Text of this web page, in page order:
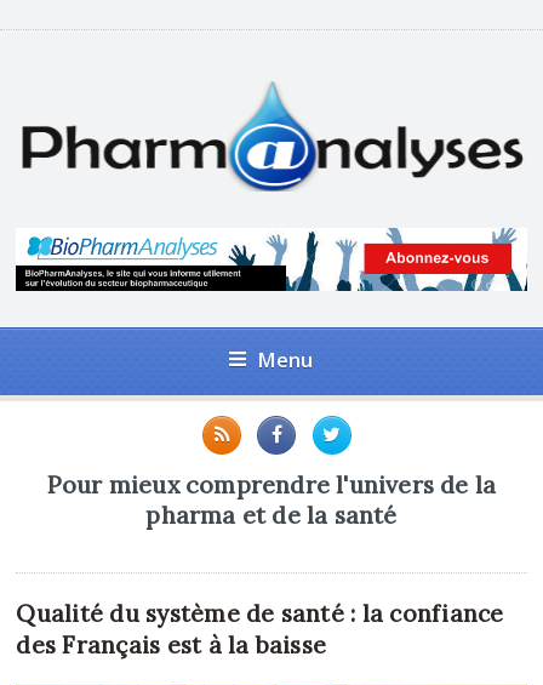
Menu
Pour mieux comprendre l'univers de la
pharma et de la santé
Qualité du système de santé : la confiance
des Français est à la baisse